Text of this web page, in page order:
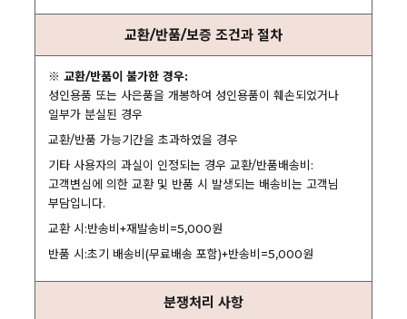
교환/반품/보증 조건과 절차
※ 교환/반품이 불가한 경우:
성인용품 또는 사은품을 개봉하여 성인용품이 훼손되었거나
일부가 분실된 경우
교환/반품 가능기간을 초과하였을 경우
기타 사용자의 과실이 인정되는 경우 교환/반품배송비:
고객변심에 의한 교환 및 반품 시 발생되는 배송비는 고객님
부담입니다.
교환 시:반송비+재발송비=5,000원
반품 시:초기 배송비(무료배송 포함)+반송비=5,000원
분쟁처리 사항